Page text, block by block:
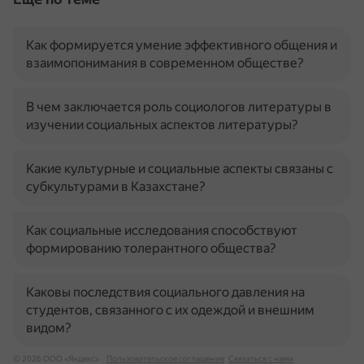
Как формируется умение эффективного общения и
взаимопонимания в современном обществе?
В чем заключается роль социологов литературы в
изучении социальных аспектов литературы?
Какие культурные и социальные аспекты связаны с
субкультурами в Казахстане?
Как социальные исследования способствуют
формированию толерантного общества?
Каковы последствия социального давления на
студентов, связанного с их одеждой и внешним
видом?
© 2026 ООО «Яндекс» Пользовательское соглашение Связаться с нами